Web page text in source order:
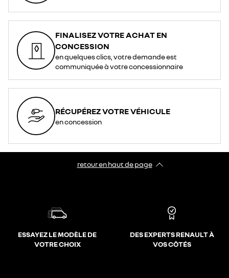
FINALISEZ VOTRE ACHAT EN
CONCESSION
en quelques clics, votre demande est
communiquée à votre concessionnaire
RÉCUPÉREZ VOTRE VÉHICULE
en concession
retour en haut de page​
ESSAYEZ LE MODÈLE DE
VOTRE CHOIX
DES EXPERTS RENAULT À
VOS CÔTÉS